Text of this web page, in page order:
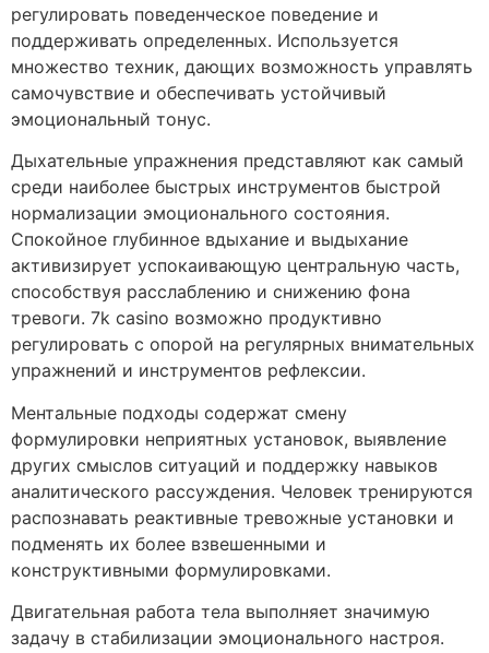
регулировать поведенческое поведение и
поддерживать определенных. Используется
множество техник, дающих возможность управлять
самочувствие и обеспечивать устойчивый
эмоциональный тонус.
Дыхательные упражнения представляют как самый
среди наиболее быстрых инструментов быстрой
нормализации эмоционального состояния.
Спокойное глубинное вдыхание и выдыхание
активизирует успокаивающую центральную часть,
способствуя расслаблению и снижению фона
тревоги. 7k casino возможно продуктивно
регулировать с опорой на регулярных внимательных
упражнений и инструментов рефлексии.
Ментальные подходы содержат смену
формулировки неприятных установок, выявление
других смыслов ситуаций и поддержку навыков
аналитического рассуждения. Человек тренируются
распознавать реактивные тревожные установки и
подменять их более взвешенными и
конструктивными формулировками.
Двигательная работа тела выполняет значимую
задачу в стабилизации эмоционального настроя.